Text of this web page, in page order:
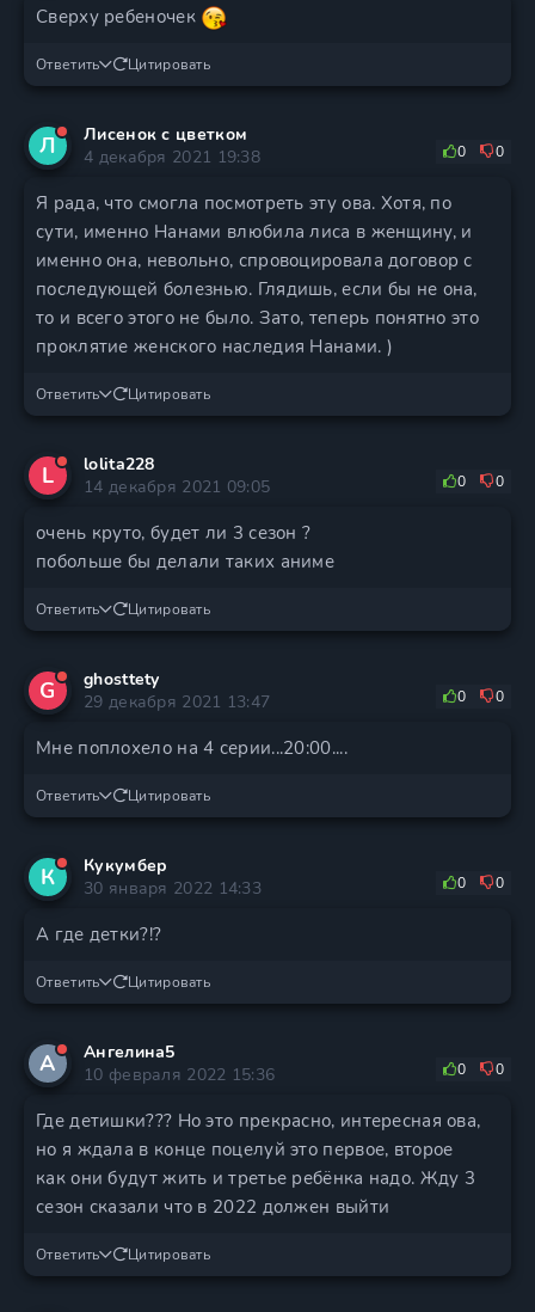
Сверху ребеночек
Ответить Цитировать
Л
Лисенок с цветком
4 декабря 2021 19:38
0 0
Я рада, что смогла посмотреть эту ова. Хотя, по
сути, именно Нанами влюбила лиса в женщину, и
именно она, невольно, спровоцировала договор с
последующей болезнью. Глядишь, если бы не она,
то и всего этого не было. Зато, теперь понятно это
проклятие женского наследия Нанами. )
Ответить Цитировать
L
lolita228
14 декабря 2021 09:05
0 0
очень круто, будет ли 3 сезон ?
побольше бы делали таких аниме
Ответить Цитировать
G
ghosttety
29 декабря 2021 13:47
0 0
Мне поплохело на 4 серии...20:00....
Ответить Цитировать
К
Кукумбер
30 января 2022 14:33
0 0
А где детки?!?
Ответить Цитировать
А
Ангелина5
10 февраля 2022 15:36
0 0
Где детишки??? Но это прекрасно, интересная ова,
но я ждала в конце поцелуй это первое, второе
как они будут жить и третье ребёнка надо. Жду 3
сезон сказали что в 2022 должен выйти
Ответить Цитировать